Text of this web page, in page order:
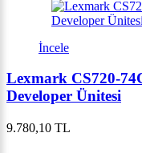
İncele
Lexmark CS720-
Developer Ünitesi
9.780,10 TL